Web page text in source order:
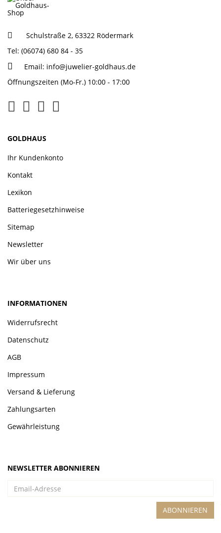
Schulstraße 2, 63322 Rödermark
Tel: (06074) 680 84 - 35
Email: info@juwelier-goldhaus.de
Öffnungszeiten (Mo-Fr.) 10:00 - 17:00
GOLDHAUS
Ihr Kundenkonto
Kontakt
Lexikon
Batteriegesetzhinweise
Sitemap
Newsletter
Wir über uns
INFORMATIONEN
Widerrufsrecht
Datenschutz
AGB
Impressum
Versand & Lieferung
Zahlungsarten
Gewährleistung
NEWSLETTER ABONNIEREN
Adresse
ABONNIEREN